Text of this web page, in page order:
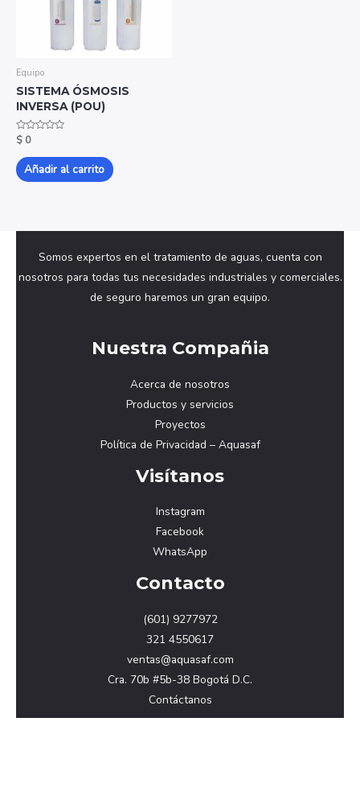
Equipo
SISTEMA ÓSMOSIS
INVERSA (POU)
Valorado
con
de
5
$ 0
Añadir al carrito
Somos expertos en el tratamiento de aguas, cuenta con
nosotros para todas tus necesidades industriales y comerciales.
de seguro haremos un gran equipo.
Nuestra Compañia
Acerca de nosotros
Productos y servicios
Proyectos
Política de Privacidad – Aquasaf
Visítanos
Instagram
Facebook
WhatsApp
Contacto
(601) 9277972
321 4550617
ventas@aquasaf.com
Cra. 70b #5b-38 Bogotá D.C.
Contáctanos